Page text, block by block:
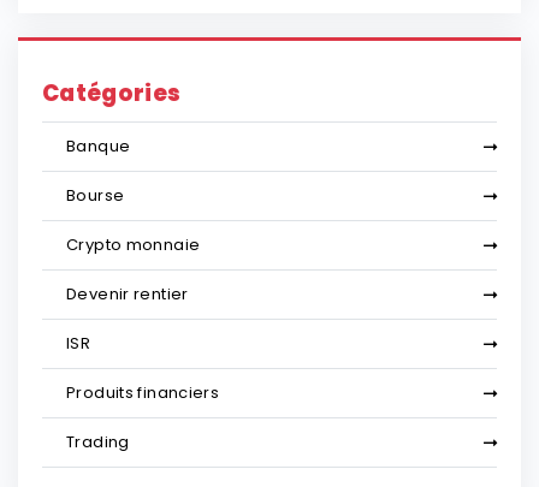
Catégories
Banque
Bourse
Crypto monnaie
Devenir rentier
ISR
Produits financiers
Trading